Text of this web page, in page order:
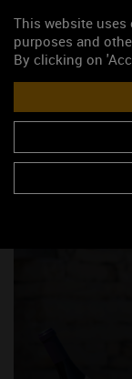
Les
This website uses
purposes and
By clicking on